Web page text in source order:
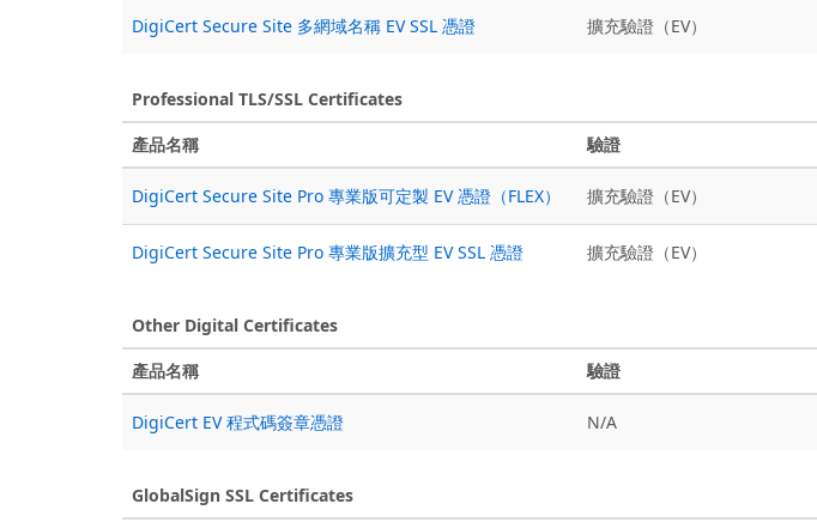
DigiCert Secure Site 多網域名稱 EV SSL 憑證 擴充驗證（EV）
Professional TLS/SSL Certificates
產品名稱
驗證
DigiCert Secure Site Pro 專業版可定製 EV 憑證（FLEX） 擴充驗證（EV）
DigiCert Secure Site Pro 專業版擴充型 EV SSL 憑證 擴充驗證（EV）
Other Digital Certificates
產品名稱
驗證
DigiCert EV 程式碼簽章憑證 N/A
GlobalSign SSL Certificates